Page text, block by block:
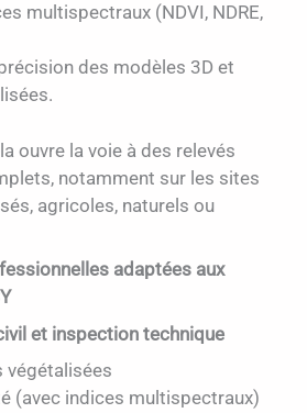
multispectraux (NDVI, NDRE,
des modèles 3D et
ouvre la voie à des relevés
notamment sur les sites
agricoles, naturels ou
adaptées aux
et inspection technique
végétalisées
(avec indices multispectraux)